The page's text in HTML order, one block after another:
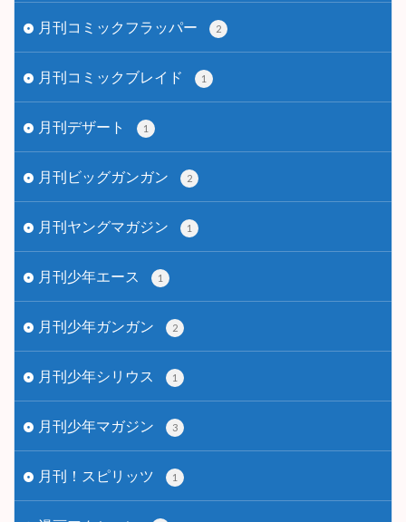
月刊コミックフラッパー 2
月刊コミックブレイド 1
月刊デザート 1
月刊ビッグガンガン 2
月刊ヤングマガジン 1
月刊少年エース 1
月刊少年ガンガン 2
月刊少年シリウス 1
月刊少年マガジン 3
月刊！スピリッツ 1